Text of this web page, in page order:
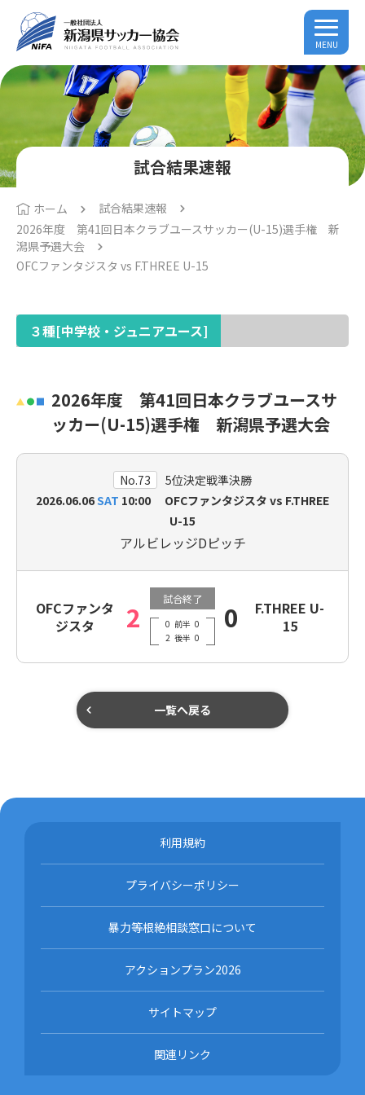
MENU
試合結果速報
ホーム
試合結果速報
2026年度 第41回日本クラブユースサッカー(U-15)選手権 新
潟県予選大会
OFCファンタジスタ vs F.THREE U-15
３種[中学校・ジュニアユース]
2026年度 第41回日本クラブユースサ
ッカー(U-15)選手権 新潟県予選大会
No.73
5位決定戦準決勝
2026.06.06SAT 10:00 OFCファンタジスタ vs F.THREE
U-15
アルビレッジDピッチ
OFCファンタ
ジスタ
2
試合終了
0 前半 0
2 後半 0
0
F.THREE U-
15
一覧へ戻る
利用規約
プライバシーポリシー
暴力等根絶相談窓口について
アクションプラン2026
サイトマップ
関連リンク